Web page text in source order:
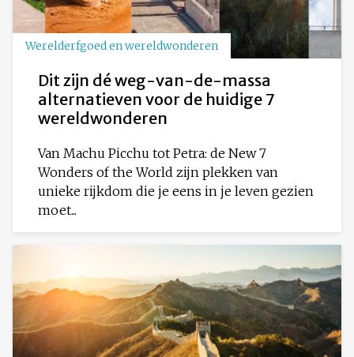
Werelderfgoed en wereldwonderen
Dit zijn dé weg-van-de-massa
alternatieven voor de huidige 7
wereldwonderen
Van Machu Picchu tot Petra: de New 7
Wonders of the World zijn plekken van
unieke rijkdom die je eens in je leven gezien
moet...